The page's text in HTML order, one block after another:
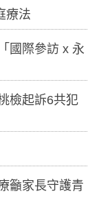
療法
國際參訪 x 永
檢起訴6共犯
籲家長守護青